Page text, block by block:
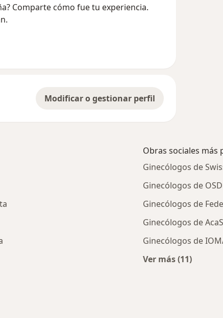
Comparte cómo fue tu experiencia.
Modificar o gestionar perfil
Obras sociales más
Ginecólogos de
Ginecólogos de
Ginecólogos de
Ginecólogos de
Ginecólogos de
Ver más (11)